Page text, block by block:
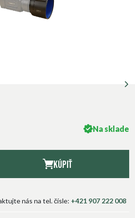
Na sklade
Kúpiť
nás na tel. čísle: +421 907 222 008